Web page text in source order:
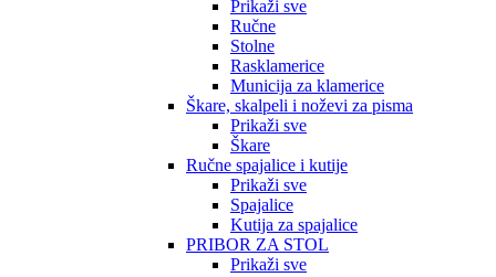
Prikaži sve
Ručne
Stolne
Rasklamerice
Municija za klamerice
Škare, skalpeli i noževi za pisma
Prikaži sve
Škare
Ručne spajalice i kutije
Prikaži sve
Spajalice
Kutija za spajalice
PRIBOR ZA STOL
Prikaži sve